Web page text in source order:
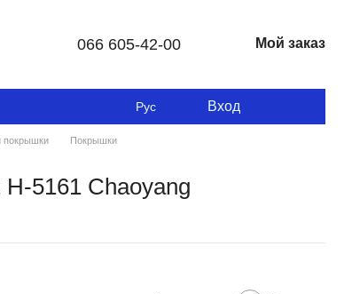
066 605-42-00 Мой заказ
Рус Вход
покрышки
Покрышки
5161 Chaoyang